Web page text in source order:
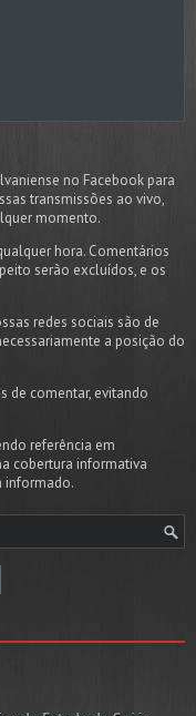
no Facebook para
transmissões ao vivo,
momento.
hora. Comentários
serão excluídos, e os
redes sociais são de
a posição do
de comentar, evitando
referência em
cobertura informativa
informado.